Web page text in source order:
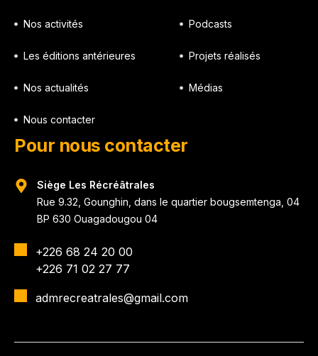
Nos activités
Les éditions antérieures
Nos actualités
Nous contacter
Podcasts
Projets réalisés
Médias
Pour nous contacter
Siège Les Récréâtrales
Rue 9.32, Gounghin, dans le quartier bougsemtenga, 04
BP 630 Ouagadougou 04
+226 68 24 20 00
+226 71 02 27 77
admrecreatrales@gmail.com